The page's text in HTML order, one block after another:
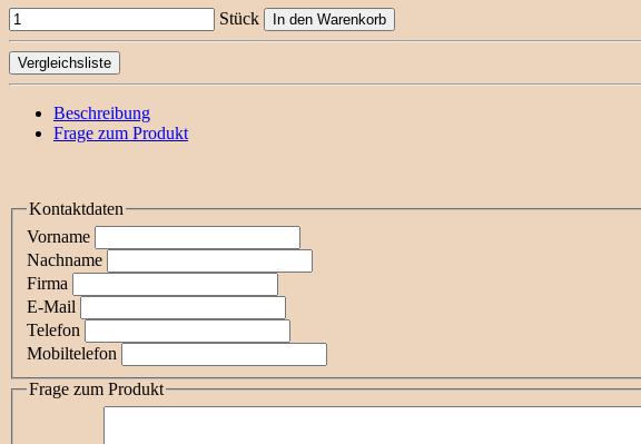
Stück In den Warenkorb
Vergleichsliste
Beschreibung
Frage zum Produkt
Kontaktdaten
Vorname
Nachname
Firma
E-Mail
Telefon
Mobiltelefon
Frage zum Produkt